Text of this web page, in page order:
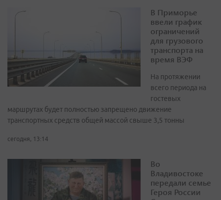
В Приморье
ввели график
ограничений
для грузового
транспорта на
время ВЭФ
На протяжении
всего периода на
гостевых
маршрутах будет полностью запрещено движение
транспортных средств общей массой свыше 3,5 тонны
сегодня, 13:14
Во
Владивостоке
передали семье
Героя России